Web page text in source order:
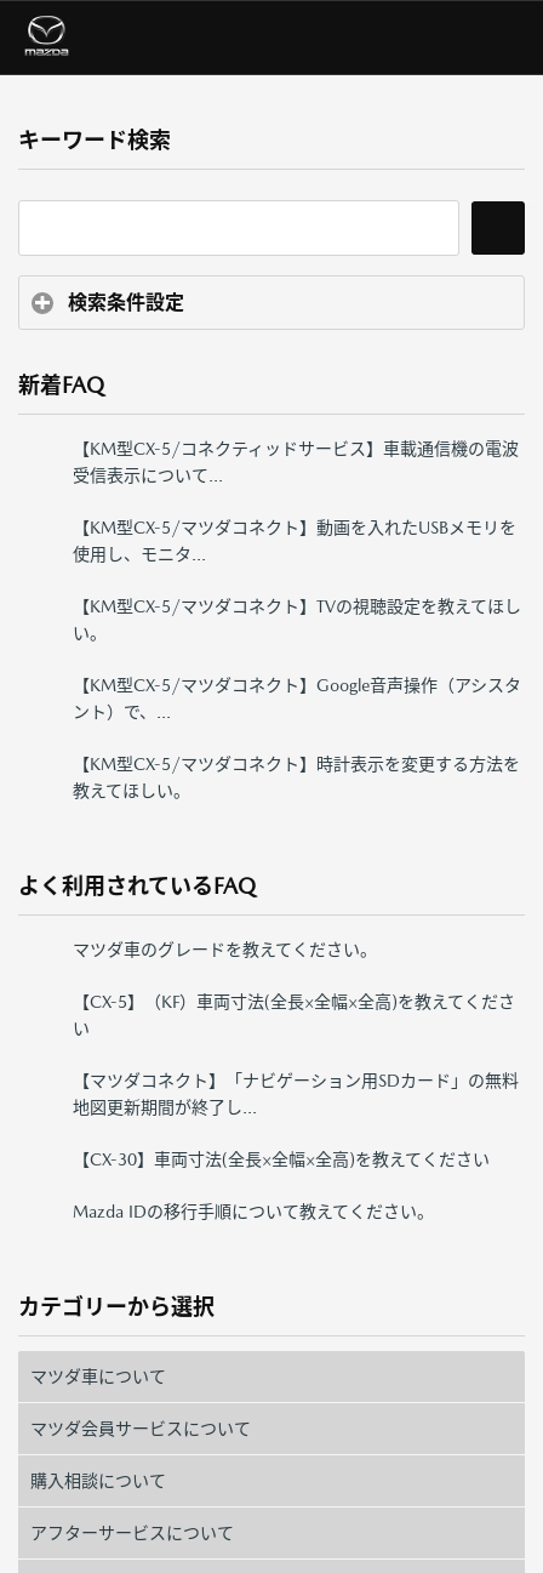
キーワード検索
検索条件設定
新着FAQ
【KM型CX-5/コネクティッドサービス】車載通信機の電波
受信表示について...
【KM型CX-5/マツダコネクト】動画を入れたUSBメモリを
使用し、モニタ...
【KM型CX-5/マツダコネクト】TVの視聴設定を教えてほし
い。
【KM型CX-5/マツダコネクト】Google音声操作（アシスタ
ント）で、...
【KM型CX-5/マツダコネクト】時計表示を変更する方法を
教えてほしい。
よく利用されているFAQ
マツダ車のグレードを教えてください。
【CX-5】（KF）車両寸法(全長×全幅×全高)を教えてくださ
い
【マツダコネクト】「ナビゲーション用SDカード」の無料
地図更新期間が終了し...
【CX-30】車両寸法(全長×全幅×全高)を教えてください
Mazda IDの移行手順について教えてください。
カテゴリーから選択
マツダ車について
マツダ会員サービスについて
購入相談について
アフターサービスについて